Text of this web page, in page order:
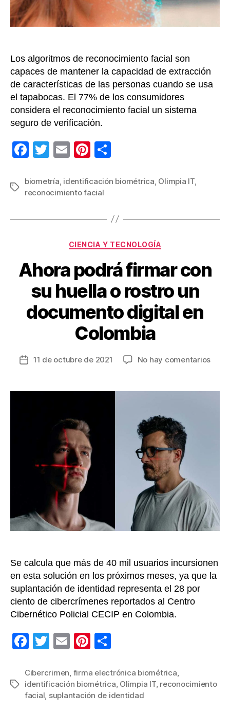
Los algoritmos de reconocimiento facial son
capaces de mantener la capacidad de extracción
de características de las personas cuando se usa
el tapabocas. El 77% de los consumidores
considera el reconocimiento facial un sistema
seguro de verificación.
F
c
e
b
k
T
tt
er
E
ail
Pi
er
e
st
m
ar
Etiquetas
biometría, identificación biométrica, Olimpia IT,
reconocimiento facial
Categorías
CIENCIA Y TECNOLOGÍA
Ahora podrá firmar con
su huella o rostro un
documento digital en
Colombia
Fecha
entrada
11 de octubre de 2021 No hay comentariosen
en
Se calcula que más de 40 mil usuarios incursionen
en esta solución en los próximos meses, ya que la
suplantación de identidad representa el 28 por
ciento de cibercrímenes reportados al Centro
Cibernético Policial CECIP en Colombia.
F
c
e
T
tt
er
E
ail
Pi
er
e
m
p
Etiquetas
Cibercrimen, firma electrónica biométrica,
identificación biométrica, Olimpia IT, reconocimiento
facial, suplantación de identidad